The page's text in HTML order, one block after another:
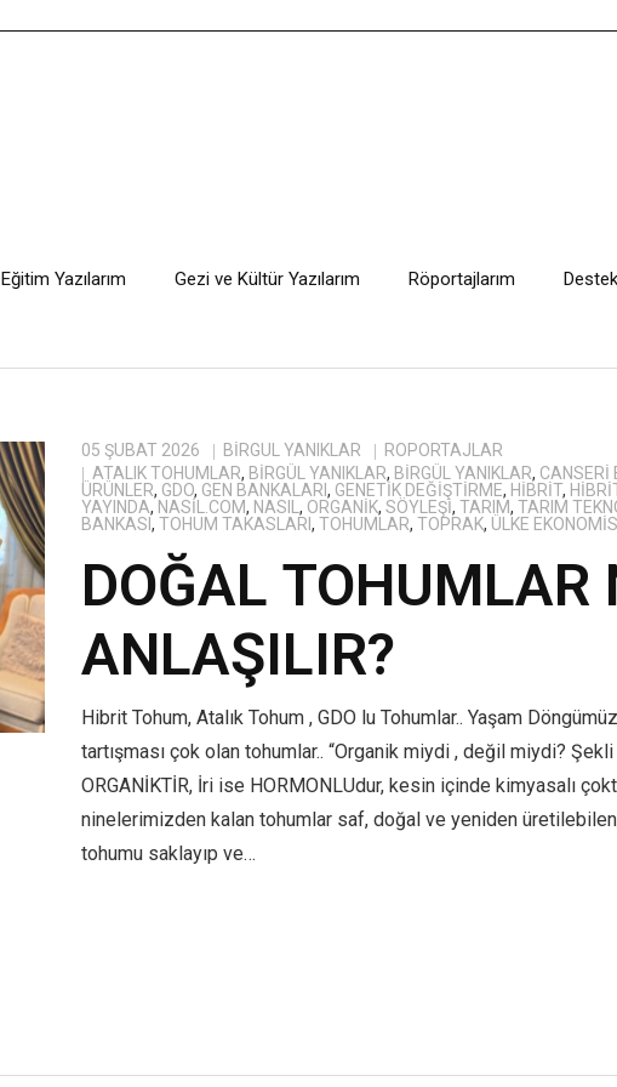
Eğitim Yazılarım Gezi ve Kültür Yazılarım Röportajlarım
05 ŞUBAT 2026 BIRGÜL YANIKLAR
RÖPORTAJLAR
ATALIK TOHUMLAR, BİRGÜL YANIKLAR, BIRGÜL YANIKLAR, CANSERI
ÜRÜNLER, GDO, GEN BANKALARI , GENETIK DEĞIŞTIRME, HIBRIT,
YAYINDA, NASIL.COM, NASIL , ORGANIK, SÖYLEŞI, TARIM, TARIM
BANKASI , TOHUM TAKASLARI , TOHUMLAR, TOPRAK, ÜLKE
DOĞAL TOHUMLAR
ANLAŞILIR?
Hibrit Tohum, Atalık Tohum , GDO lu Tohumlar.. Yaşam
tartışması çok olan tohumlar.. “Organik miydi , değil miydi?
ORGANİKTİR, İri ise HORMONLUdur, kesin içinde kimyasalı
ninelerimizden kalan tohumlar saf, doğal ve yeniden
tohumu saklayıp ve…